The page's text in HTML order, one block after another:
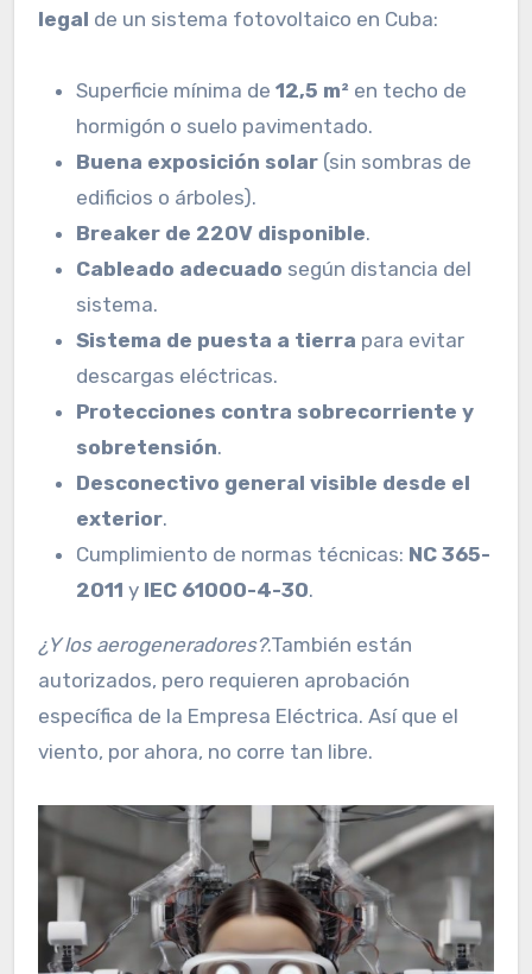
legal de un sistema fotovoltaico en Cuba:
Superficie mínima de 12,5 m² en techo de
hormigón o suelo pavimentado.
Buena exposición solar (sin sombras de
edificios o árboles).
Breaker de 220V disponible.
Cableado adecuado según distancia del
sistema.
Sistema de puesta a tierra para evitar
descargas eléctricas.
Protecciones contra sobrecorriente y
sobretensión.
Desconectivo general visible desde el
exterior.
Cumplimiento de normas técnicas: NC 365-
2011 y IEC 61000-4-30.
¿Y los aerogeneradores?.También están
autorizados, pero requieren aprobación
específica de la Empresa Eléctrica. Así que el
viento, por ahora, no corre tan libre.